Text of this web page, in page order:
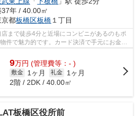
37年 / 40.00㎡
京都板橋区板橋１丁目
まで徒歩4分と近場にコンビニがあるのもポ
件で魅力的です。カード決済で手元にお金が
ができ...
9万円 (管理費等：- )
敷金 1ヶ月 礼金
1ヶ月
2階 / 2DK / 40.00㎡
板橋区役所前